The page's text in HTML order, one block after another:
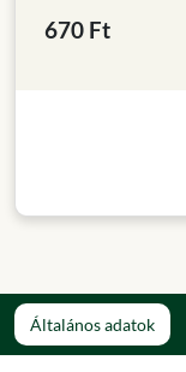
670 Ft
Általános adatok